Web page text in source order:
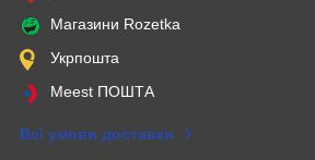
Магазини Rozetka
Укрпошта
Meest ПОШТА
Всі умови доставки